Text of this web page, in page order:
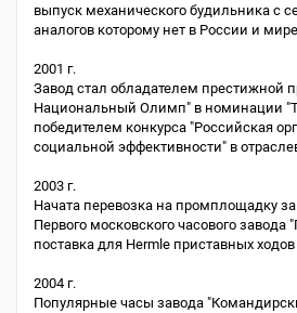
выпуск механического будильника с
аналогов которому нет в России и
2001 г.
Завод стал обладателем престижной
Национальный Олимп" в номинации
победителем конкурса "Российская
социальной эффективности" в
2003 г.
Начата перевозка на промплощадку
Первого московского часового завода
поставка для Hermle приставных
2004 г.
Популярные часы завода